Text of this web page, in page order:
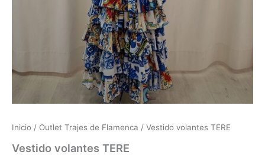
Inicio / Outlet Trajes de Flamenca / Vestido volantes TERE
Vestido volantes TERE